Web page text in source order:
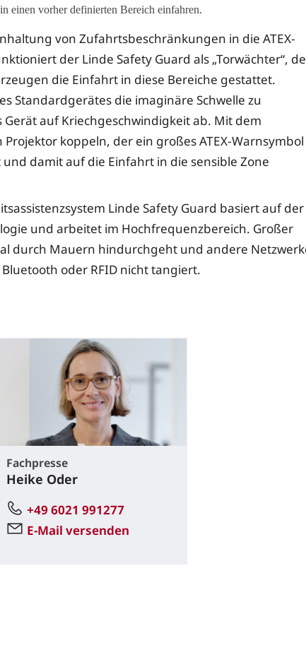
einen vorher definierten Bereich einfahren.
von Zufahrtsbeschränkungen in die ATEX-
der Linde Safety Guard als „Torwächter“,
die Einfahrt in diese Bereiche gestattet.
Standardgerätes die imaginäre Schwelle zu
auf Kriechgeschwindigkeit ab. Mit dem
Projektor koppeln, der ein großes ATEX-Warnsymbol
damit auf die Einfahrt in die sensible Zone
Linde Safety Guard basiert auf der
und arbeitet im Hochfrequenzbereich. Großer
durch Mauern hindurchgeht und andere
oder RFID nicht tangiert.
Fachpresse
Heike Oder
+49 6021 991277
E-Mail versenden